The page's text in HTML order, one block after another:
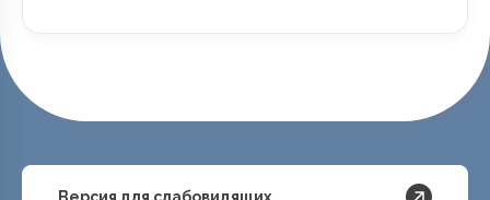
Версия для слабовидящих